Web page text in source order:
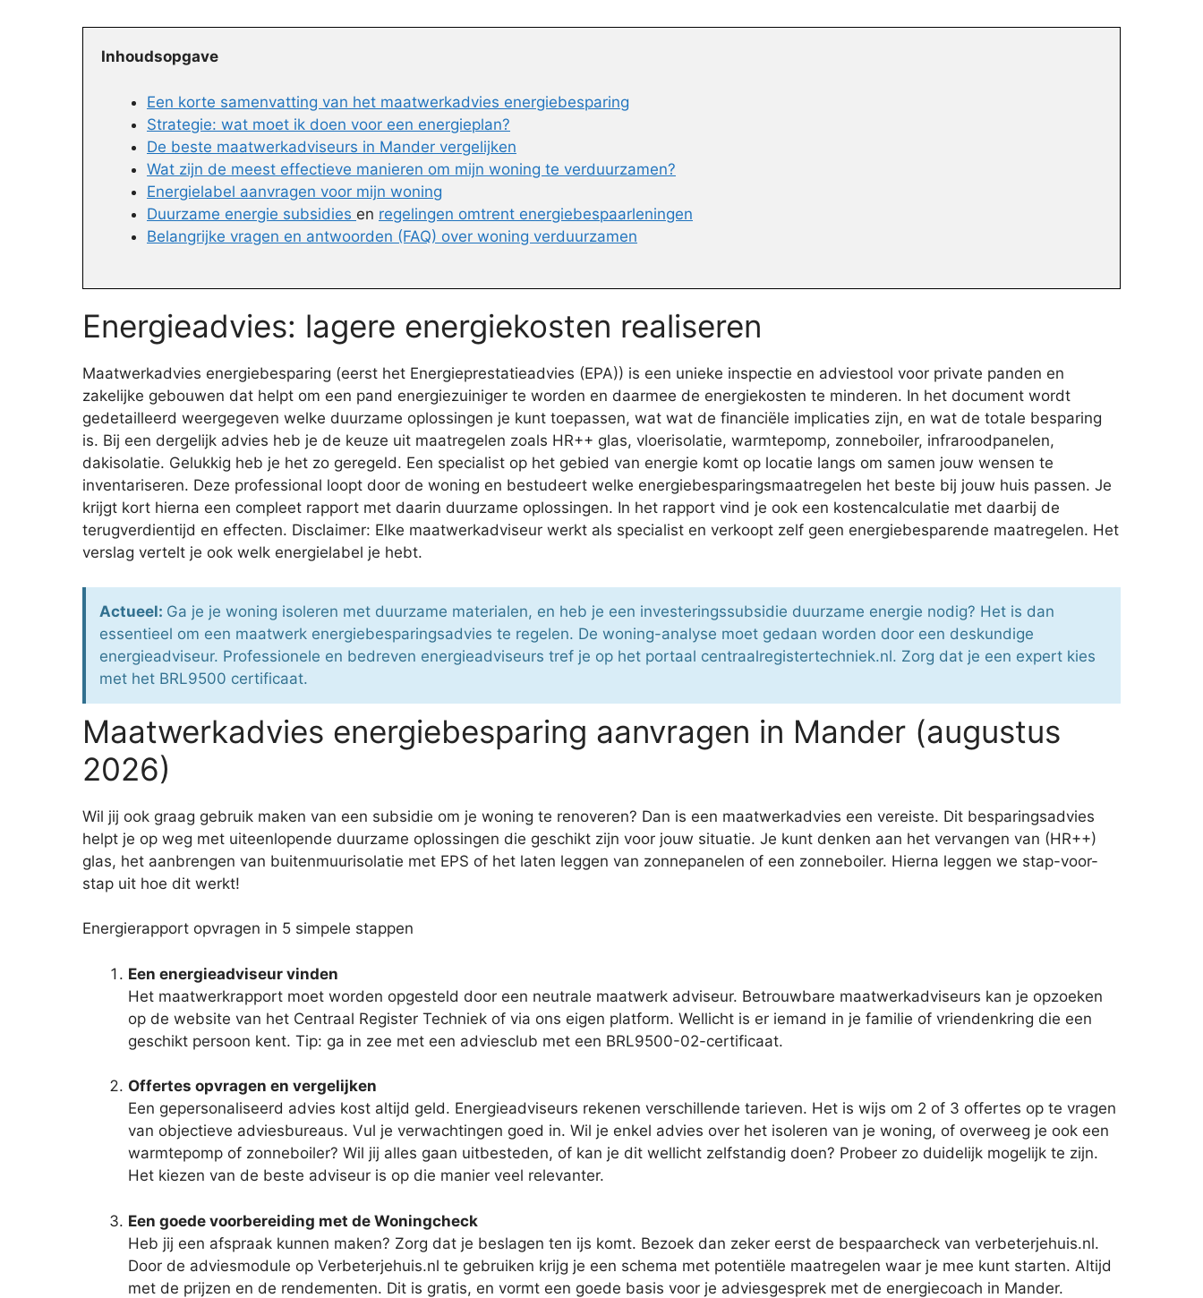
Inhoudsopgave
Een korte samenvatting van het maatwerkadvies energiebesparing
Strategie: wat moet ik doen voor een energieplan?
De beste maatwerkadviseurs in Mander vergelijken
Wat zijn de meest effectieve manieren om mijn woning te verduurzamen?
Energielabel aanvragen voor mijn woning
Duurzame energie subsidies en regelingen omtrent energiebespaarleningen
Belangrijke vragen en antwoorden (FAQ) over woning verduurzamen
Energieadvies: lagere energiekosten realiseren
Maatwerkadvies energiebesparing (eerst het Energieprestatieadvies (EPA)) is een unieke inspectie en adviestool voor private panden en
zakelijke gebouwen dat helpt om een pand energiezuiniger te worden en daarmee de energiekosten te minderen. In het document wordt
gedetailleerd weergegeven welke duurzame oplossingen je kunt toepassen, wat wat de financiële implicaties zijn, en wat de totale besparing
is. Bij een dergelijk advies heb je de keuze uit maatregelen zoals HR++ glas, vloerisolatie, warmtepomp, zonneboiler, infraroodpanelen,
dakisolatie. Gelukkig heb je het zo geregeld. Een specialist op het gebied van energie komt op locatie langs om samen jouw wensen te
inventariseren. Deze professional loopt door de woning en bestudeert welke energiebesparingsmaatregelen het beste bij jouw huis passen. Je
krijgt kort hierna een compleet rapport met daarin duurzame oplossingen. In het rapport vind je ook een kostencalculatie met daarbij de
terugverdientijd en effecten. Disclaimer: Elke maatwerkadviseur werkt als specialist en verkoopt zelf geen energiebesparende maatregelen. Het
verslag vertelt je ook welk energielabel je hebt.
Actueel: Ga je je woning isoleren met duurzame materialen, en heb je een investeringssubsidie duurzame energie nodig? Het is dan
essentieel om een maatwerk energiebesparingsadvies te regelen. De woning-analyse moet gedaan worden door een deskundige
energieadviseur. Professionele en bedreven energieadviseurs tref je op het portaal centraalregistertechniek.nl. Zorg dat je een expert kies
met het BRL9500 certificaat.
Maatwerkadvies energiebesparing aanvragen in Mander (augustus
2026)
Wil jij ook graag gebruik maken van een subsidie om je woning te renoveren? Dan is een maatwerkadvies een vereiste. Dit besparingsadvies
helpt je op weg met uiteenlopende duurzame oplossingen die geschikt zijn voor jouw situatie. Je kunt denken aan het vervangen van (HR++)
glas, het aanbrengen van buitenmuurisolatie met EPS of het laten leggen van zonnepanelen of een zonneboiler. Hierna leggen we stap-voor-
stap uit hoe dit werkt!
Energierapport opvragen in 5 simpele stappen
Een energieadviseur vinden
Het maatwerkrapport moet worden opgesteld door een neutrale maatwerk adviseur. Betrouwbare maatwerkadviseurs kan je opzoeken
op de website van het Centraal Register Techniek of via ons eigen platform. Wellicht is er iemand in je familie of vriendenkring die een
geschikt persoon kent. Tip: ga in zee met een adviesclub met een BRL9500-02-certificaat.
Offertes opvragen en vergelijken
Een gepersonaliseerd advies kost altijd geld. Energieadviseurs rekenen verschillende tarieven. Het is wijs om 2 of 3 offertes op te vragen
van objectieve adviesbureaus. Vul je verwachtingen goed in. Wil je enkel advies over het isoleren van je woning, of overweeg je ook een
warmtepomp of zonneboiler? Wil jij alles gaan uitbesteden, of kan je dit wellicht zelfstandig doen? Probeer zo duidelijk mogelijk te zijn.
Het kiezen van de beste adviseur is op die manier veel relevanter.
Een goede voorbereiding met de Woningcheck
Heb jij een afspraak kunnen maken? Zorg dat je beslagen ten ijs komt. Bezoek dan zeker eerst de bespaarcheck van verbeterjehuis.nl.
Door de adviesmodule op Verbeterjehuis.nl te gebruiken krijg je een schema met potentiële maatregelen waar je mee kunt starten. Altijd
met de prijzen en de rendementen. Dit is gratis, en vormt een goede basis voor je adviesgesprek met de energiecoach in Mander.